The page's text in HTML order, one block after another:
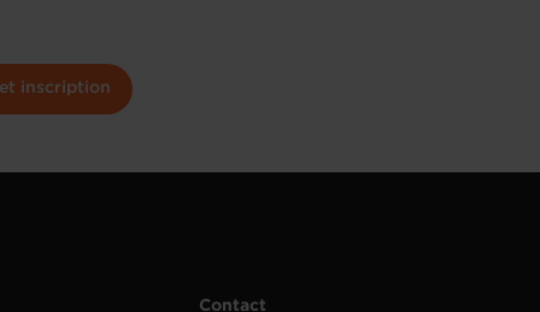
inscription
Contact